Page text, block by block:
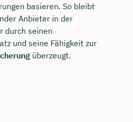
basieren. So bleibt
Anbieter in der
durch seinen
und seine Fähigkeit zur
überzeugt.